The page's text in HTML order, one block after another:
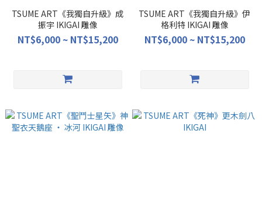
TSUME ART《我獨自升級》成
振宇 IKIGAI 雕像
NT$6,000 ~ NT$15,200
TSUME ART《我獨自升級》伊
格利特 IKIGAI 雕像
NT$6,000 ~ NT$15,200